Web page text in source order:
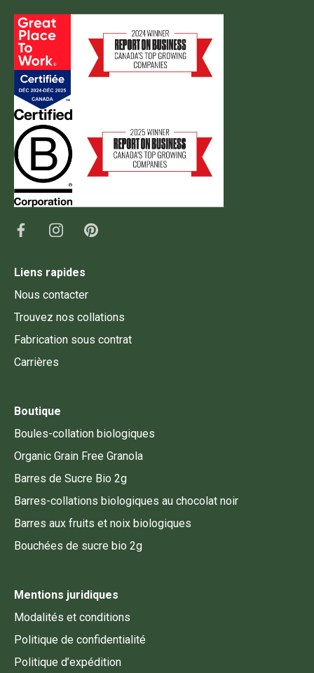
Liens rapides
Nous contacter
Trouvez nos collations
Fabrication sous contrat
Carrières
Boutique
Boules-collation biologiques
Organic Grain Free Granola
Barres de Sucre Bio 2g
Barres-collations biologiques au chocolat noir
Barres aux fruits et noix biologiques
Bouchées de sucre bio 2g
Mentions juridiques
Modalités et conditions
Politique de confidentialité
Politique d’expédition